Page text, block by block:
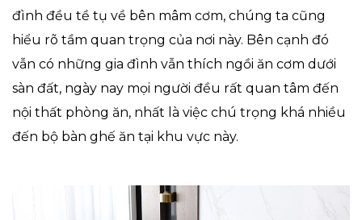
đình đều tề tụ về bên mâm cơm, chúng ta cũng
hiểu rõ tầm quan trọng của nơi này. Bên cạnh đó
vẫn có những gia đình vẫn thích ngồi ăn cơm dưới
sàn đất, ngày nay mọi người đều rất quan tâm đến
nội thất phòng ăn, nhất là việc chú trọng khá nhiều
đến bộ bàn ghế ăn tại khu vực này.